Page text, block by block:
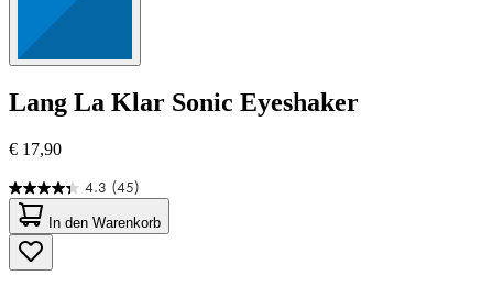
Lang La Klar Sonic Eyeshaker
€ 17,90
4.3 (45)
4.3
von
5
Sternen.
45
In den Warenkorb